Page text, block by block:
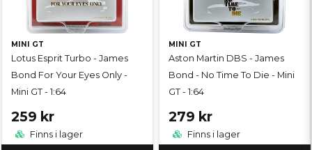
MINI GT
Lotus Esprit Turbo - James
Bond For Your Eyes Only -
Mini GT - 1:64
259 kr
Finns i lager
MINI GT
Aston Martin DBS - James
Bond - No Time To Die - Mini
GT - 1:64
279 kr
Finns i lager